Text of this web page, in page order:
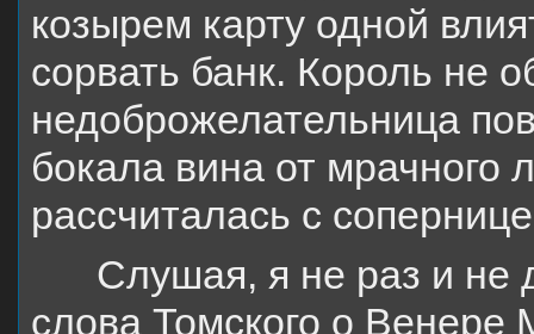
козырем карту одной
сорвать банк. Король не
недоброжелательница
бокала вина от мрачного
рассчиталась с
Слушая, я не раз и не
слова Томского о Венере